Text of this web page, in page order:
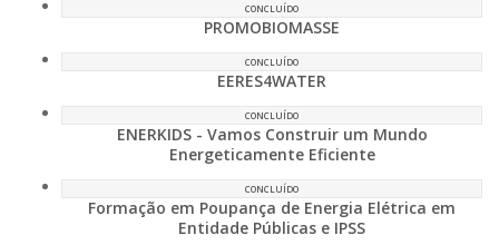
CONCLUÍDO
PROMOBIOMASSE
CONCLUÍDO
EERES4WATER
CONCLUÍDO
ENERKIDS - Vamos Construir um Mundo
Energeticamente Eficiente
CONCLUÍDO
Formação em Poupança de Energia Elétrica em
Entidade Públicas e IPSS